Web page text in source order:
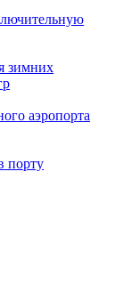
зимних
аэропорта
порту